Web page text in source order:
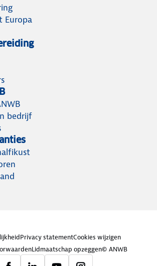
Europa
bedrijf
Privacy statementCookies wijzigen
Lidmaatschap opzeggen© ANWB